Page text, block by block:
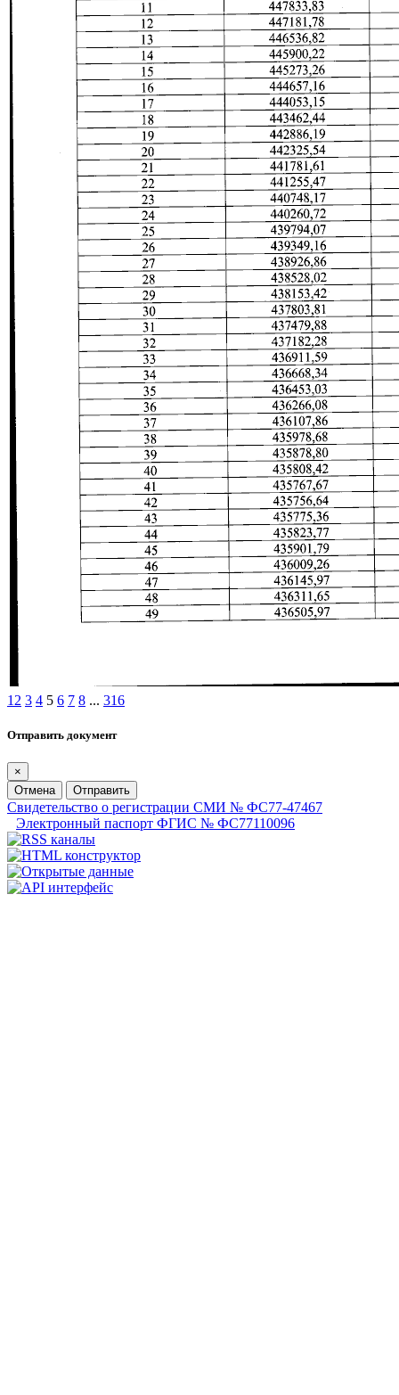
1 2 3 4 5 6 7 8 ... 316
Отправить документ
×
Отмена
Отправить
Свидетельство о регистрации СМИ № ФС77-47467
Электронный паспорт ФГИС № ФС77110096